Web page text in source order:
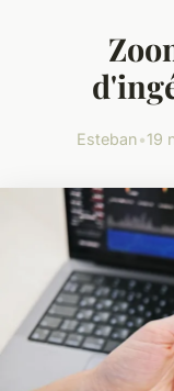
Esteban•19